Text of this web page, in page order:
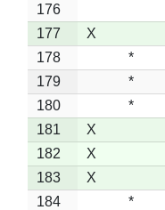
176
177
X
178
*
179
*
180
*
181
X
182
X
183
X
184
*